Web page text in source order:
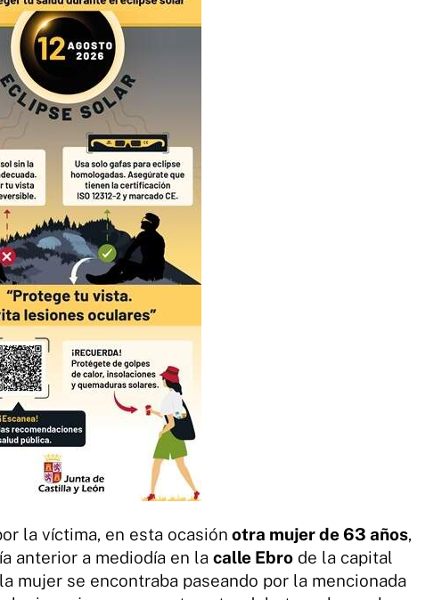
la víctima, en esta ocasión otra mujer de 63 años,
anterior a mediodía en la calle Ebro de la capital
mujer se encontraba paseando por la mencionada